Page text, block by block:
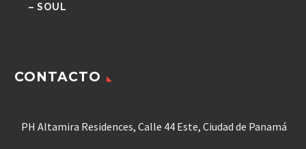
– SOUL
CONTACTO
PH Altamira Residences, Calle 44 Este, Ciudad de Panamá